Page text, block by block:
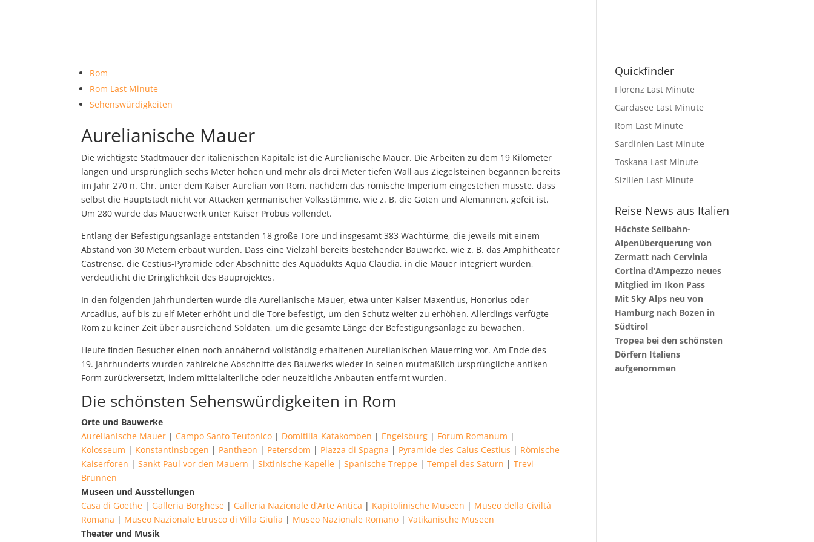
Rom
Rom Last Minute
Sehenswürdigkeiten
Aurelianische Mauer
Die wichtigste Stadtmauer der italienischen Kapitale ist die Aurelianische Mauer. Die Arbeiten zu dem 19 Kilometer
langen und ursprünglich sechs Meter hohen und mehr als drei Meter tiefen Wall aus Ziegelsteinen begannen bereits
im Jahr 270 n. Chr. unter dem Kaiser Aurelian von Rom, nachdem das römische Imperium eingestehen musste, dass
selbst die Hauptstadt nicht vor Attacken germanischer Volksstämme, wie z. B. die Goten und Alemannen, gefeit ist.
Um 280 wurde das Mauerwerk unter Kaiser Probus vollendet.
Entlang der Befestigungsanlage entstanden 18 große Tore und insgesamt 383 Wachtürme, die jeweils mit einem
Abstand von 30 Metern erbaut wurden. Dass eine Vielzahl bereits bestehender Bauwerke, wie z. B. das Amphitheater
Castrense, die Cestius-Pyramide oder Abschnitte des Aquädukts Aqua Claudia, in die Mauer integriert wurden,
verdeutlicht die Dringlichkeit des Bauprojektes.
In den folgenden Jahrhunderten wurde die Aurelianische Mauer, etwa unter Kaiser Maxentius, Honorius oder
Arcadius, auf bis zu elf Meter erhöht und die Tore befestigt, um den Schutz weiter zu erhöhen. Allerdings verfügte
Rom zu keiner Zeit über ausreichend Soldaten, um die gesamte Länge der Befestigungsanlage zu bewachen.
Heute finden Besucher einen noch annähernd vollständig erhaltenen Aurelianischen Mauerring vor. Am Ende des
19. Jahrhunderts wurden zahlreiche Abschnitte des Bauwerks wieder in seinen mutmaßlich ursprüngliche antiken
Form zurückversetzt, indem mittelalterliche oder neuzeitliche Anbauten entfernt wurden.
Die schönsten Sehenswürdigkeiten in Rom
Orte und Bauwerke
Aurelianische Mauer | Campo Santo Teutonico | Domitilla-Katakomben | Engelsburg | Forum Romanum |
Kolosseum | Konstantinsbogen | Pantheon | Petersdom | Piazza di Spagna | Pyramide des Caius Cestius | Römische
Kaiserforen |Sankt Paul vor den Mauern |Sixtinische Kapelle |Spanische Treppe |Tempel des Saturn |Trevi-
Brunnen
Museen und Ausstellungen
Casa di Goethe | Galleria Borghese | Galleria Nazionale d’Arte Antica | Kapitolinische Museen | Museo della Civiltà
Romana | Museo Nazionale Etrusco di Villa Giulia | Museo Nazionale Romano |Vatikanische Museen
Theater und Musik
Quickfinder
Florenz Last Minute
Gardasee Last Minute
Rom Last Minute
Sardinien Last Minute
Toskana Last Minute
Sizilien Last Minute
Reise News aus Italien
Höchste Seilbahn-
Alpenüberquerung von
Zermatt nach Cervinia
Cortina d’Ampezzo neues
Mitglied im Ikon Pass
Mit Sky Alps neu von
Hamburg nach Bozen in
Südtirol
Tropea bei den schönsten
Dörfern Italiens
aufgenommen